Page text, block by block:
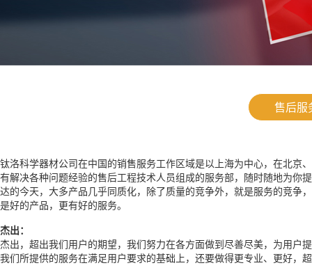
售后服
钛洛科学器材公司在中国的销售服务工作区域是以上海为中心，在北京
有解决各种问题经验的售后工程技术人员组成的服务部，随时随地为你
达的今天，大多产品几乎同质化，除了质量的竞争外，就是服务的竞争
是好的产品，更有好的服务。
杰出：
杰出，超出我们用户的期望，我们努力在各方面做到尽善尽美，为用户
我们所提供的服务在满足用户要求的基础上，还要做得更专业、更好，